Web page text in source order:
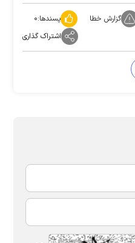
گزارش خطا پسندها:۰
اشتراک گذاری